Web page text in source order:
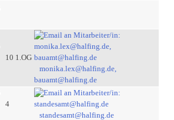
10 1.OG
monika.lex@halfing.de,
bauamt@halfing.de
4
standesamt@halfing.de